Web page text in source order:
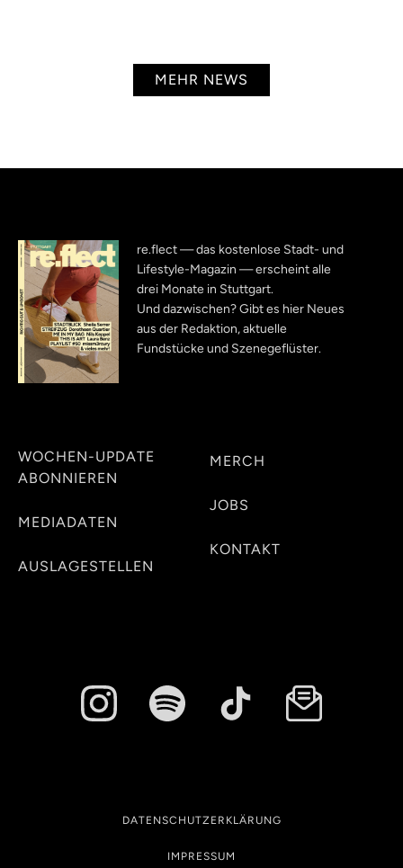
MEHR NEWS
re.flect — das kostenlose Stadt- und
Lifestyle-Magazin — erscheint alle
drei Monate in Stuttgart.
Und dazwischen? Gibt es hier Neues
aus der Redaktion, aktuelle
Fundstücke und Szenegeflüster.
WOCHEN-UPDATE
ABONNIEREN
MEDIADATEN
AUSLAGESTELLEN
MERCH
JOBS
KONTAKT
DATENSCHUTZERKLÄRUNG
IMPRESSUM